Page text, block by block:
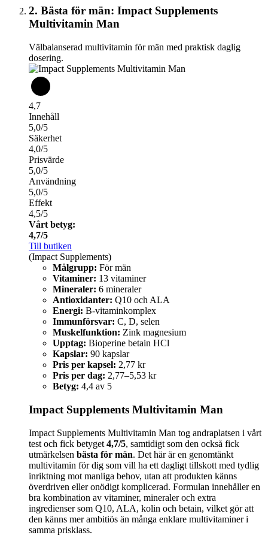
2. Bästa för män: Impact Supplements
Multivitamin Man
Välbalanserad multivitamin för män med praktisk daglig
dosering.
4,7
Innehåll
5,0/5
Säkerhet
4,0/5
Prisvärde
5,0/5
Användning
5,0/5
Effekt
4,5/5
Vårt betyg:
4,7/5
Till butiken
(Impact Supplements)
Målgrupp: För män
Vitaminer: 13 vitaminer
Mineraler: 6 mineraler
Antioxidanter: Q10 och ALA
Energi: B-vitaminkomplex
Immunförsvar: C, D, selen
Muskelfunktion: Zink magnesium
Upptag: Bioperine betain HCl
Kapslar: 90 kapslar
Pris per kapsel: 2,77 kr
Pris per dag: 2,77–5,53 kr
Betyg: 4,4 av 5
Impact Supplements Multivitamin Man
Impact Supplements Multivitamin Man tog andraplatsen i vårt
test och fick betyget 4,7/5, samtidigt som den också fick
utmärkelsen bästa för män. Det här är en genomtänkt
multivitamin för dig som vill ha ett dagligt tillskott med tydlig
inriktning mot manliga behov, utan att produkten känns
överdriven eller onödigt komplicerad. Formulan innehåller en
bra kombination av vitaminer, mineraler och extra
ingredienser som Q10, ALA, kolin och betain, vilket gör att
den känns mer ambitiös än många enklare multivitaminer i
samma prisklass.